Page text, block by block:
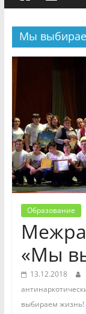
Мы
Образование
«Мы
13.12.2018
выбираем жизнь!